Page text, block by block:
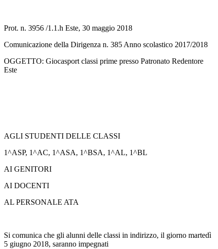
Prot. n. 3956 /1.1.h Este, 30 maggio 2018
Comunicazione della Dirigenza n. 385 Anno scolastico 2017/2018
OGGETTO: Giocasport classi prime presso Patronato Redentore
Este
AGLI STUDENTI DELLE CLASSI
1^ASP, 1^AC, 1^ASA, 1^BSA, 1^AL, 1^BL
AI GENITORI
AI DOCENTI
AL PERSONALE ATA
Si comunica che gli alunni delle classi in indirizzo, il giorno martedì
5 giugno 2018, saranno impegnati